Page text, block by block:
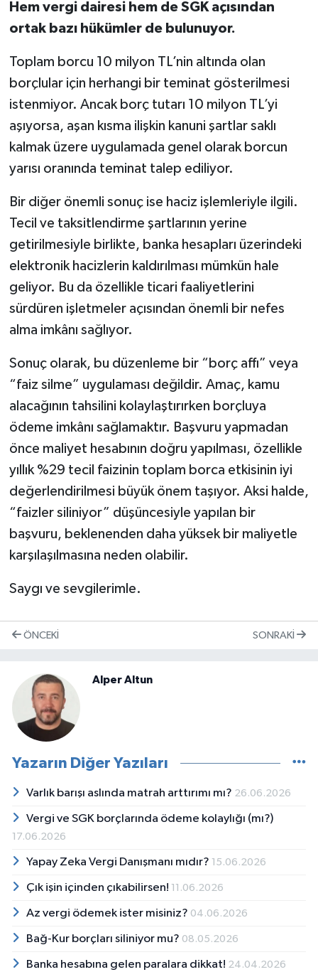
Hem vergi dairesi hem de SGK açısından
ortak bazı hükümler de bulunuyor.
Toplam borcu 10 milyon TL’nin altında olan
borçlular için herhangi bir teminat gösterilmesi
istenmiyor. Ancak borç tutarı 10 milyon TL’yi
aşıyorsa, aşan kısma ilişkin kanuni şartlar saklı
kalmak üzere uygulamada genel olarak borcun
yarısı oranında teminat talep ediliyor.
Bir diğer önemli sonuç ise haciz işlemleriyle ilgili.
Tecil ve taksitlendirme şartlarının yerine
getirilmesiyle birlikte, banka hesapları üzerindeki
elektronik hacizlerin kaldırılması mümkün hale
geliyor. Bu da özellikle ticari faaliyetlerini
sürdüren işletmeler açısından önemli bir nefes
alma imkânı sağlıyor.
Sonuç olarak, bu düzenleme bir “borç affı” veya
“faiz silme” uygulaması değildir. Amaç, kamu
alacağının tahsilini kolaylaştırırken borçluya
ödeme imkânı sağlamaktır. Başvuru yapmadan
önce maliyet hesabının doğru yapılması, özellikle
yıllık %29 tecil faizinin toplam borca etkisinin iyi
değerlendirilmesi büyük önem taşıyor. Aksi halde,
“faizler siliniyor” düşüncesiyle yapılan bir
başvuru, beklenenden daha yüksek bir maliyetle
karşılaşılmasına neden olabilir.
Saygı ve sevgilerimle.
ÖNCEKI SONRAKI
Alper Altun
Yazarın Diğer Yazıları
Varlık barışı aslında matrah arttırımı mı? 26.06.2026
Vergi ve SGK borçlarında ödeme kolaylığı (mı?)
17.06.2026
Yapay Zeka Vergi Danışmanı mıdır? 15.06.2026
Çık işin içinden çıkabilirsen! 11.06.2026
Az vergi ödemek ister misiniz? 04.06.2026
Bağ-Kur borçları siliniyor mu? 08.05.2026
Banka hesabına gelen paralara dikkat! 24.04.2026